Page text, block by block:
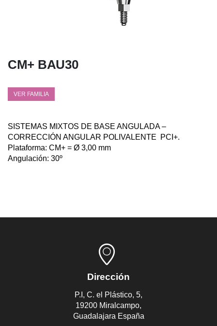
CM+ BAU30
VER FAMILIA
SISTEMAS MIXTOS DE BASE ANGULADA –
CORRECCIÓN ANGULAR POLIVALENTE PCI+.
Plataforma: CM+ = Ø 3,00 mm
Angulación: 30º
Dirección
P.I, C. el Plástico, 5,
19200 Miralcampo,
Guadalajara España